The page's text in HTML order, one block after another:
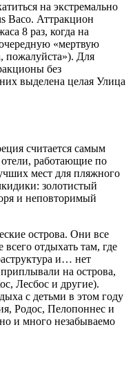
на экстремально
Baco. Аттракцион
8 раз, когда на
«мертвую
пожалуйста»). Для
без
выделена целая Улица
считается самым
работающие по
мест для пляжного
золотистый
и неповторимый
острова. Они все
отдыхать там, где
и… нет
на острова,
Лесбос и другие).
с детьми в этом году
Родос, Пелопоннес и
и много незабываемо